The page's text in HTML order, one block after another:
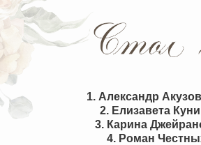
1. Александр
2. Елизавета
3. Карина
4. Роман